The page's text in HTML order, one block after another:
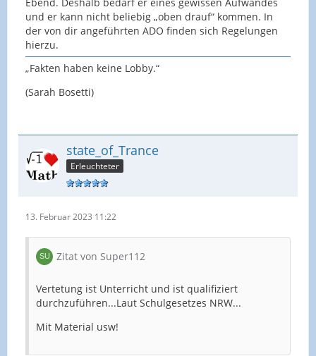
und er kann nicht beliebig „oben drauf“ kommen. In
der von dir angeführten ADO finden sich Regelungen
hierzu.
„Fakten haben keine Lobby.“
(Sarah Bosetti)
state_of_Trance
Erleuchteter
13. Februar 2023 11:22
Zitat von Super112
Vertetung ist Unterricht und ist qualifiziert
durchzuführen...Laut Schulgesetzes NRW...
Mit Material usw!